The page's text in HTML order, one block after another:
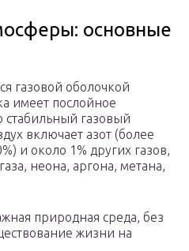
основные
газовой оболочкой
имеет послойное
стабильный газовый
включает азот (более
и около 1% других газов,
неона, аргона, метана,
природная среда, без
жизни на